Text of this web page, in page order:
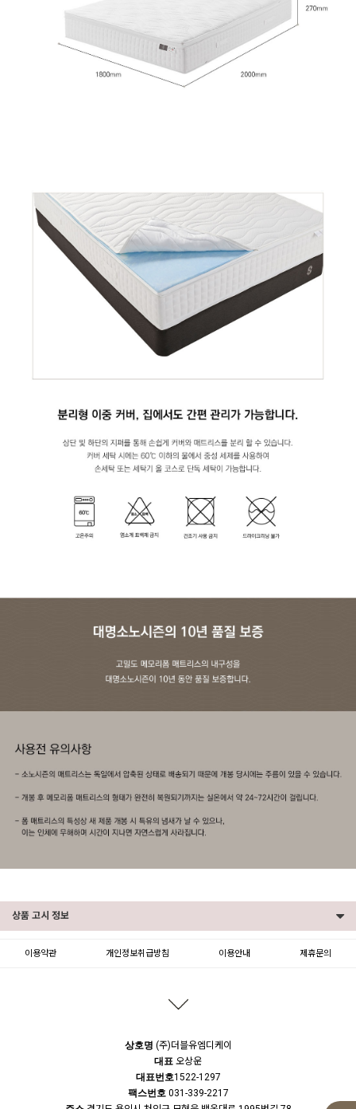
상품 고시 정보
등록된 문의가 없습니다.
이용약관 개인정보취급방침 이용안내 제휴문의
상호명 (주)더블유엠디케이
대표 오상운
대표번호1522-1297
팩스번호 031-339-2217